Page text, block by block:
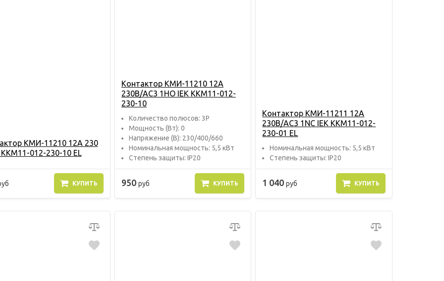
КМИ-11210 12А 230
KKM11-012-230-10 EL
КУПИТЬ
Контактор КМИ-11210 12А
230В/АС3 1НО IEK KKM11-012-
230-10
Количество полюсов: 3P
Мощность (Вт): 0
Напряжение (В): 230/400/660
Номинальная мощность: 5,5 кВт
Степень защиты: IP20
950 руб КУПИТЬ
Контактор КМИ-11211 12А
230В/АС3 1NC IEK KKM11-012-
230-01 EL
Номинальная мощность: 5,5 кВт
Степень защиты: IP20
1 040руб КУПИТЬ